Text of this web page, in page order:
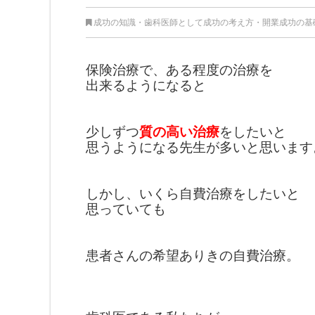
成功の知識 ・ 歯科医師として成功の考え方 ・ 開業成功の
保険治療で、ある程度の治療を
出来るようになると
少しずつ質の高い治療をしたいと
思うようになる先生が多いと 思います
しかし、いくら自費治療をしたいと
思っていても
患者さんの希望ありきの自費治療。